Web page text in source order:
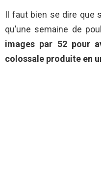
Il faut bien se dire que
qu’une semaine de
images par 52 pour
colossale produite en